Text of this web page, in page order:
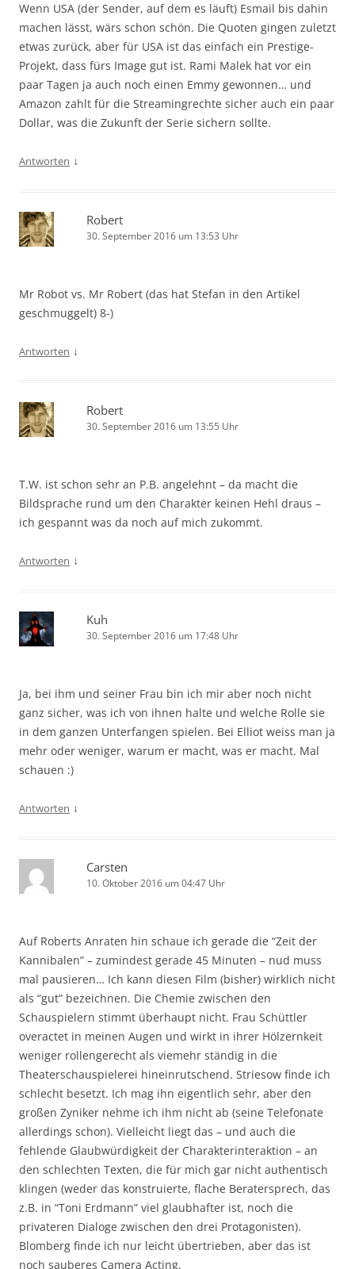
Wenn USA (der Sender, auf dem es läuft) Esmail bis dahin
machen lässt, wärs schon schön. Die Quoten gingen zuletzt
etwas zurück, aber für USA ist das einfach ein Prestige-
Projekt, dass fürs Image gut ist. Rami Malek hat vor ein
paar Tagen ja auch noch einen Emmy gewonnen… und
Amazon zahlt für die Streamingrechte sicher auch ein paar
Dollar, was die Zukunft der Serie sichern sollte.
Antworten ↓
Robert
30. September 2016 um 13:53 Uhr
Mr Robot vs. Mr Robert (das hat Stefan in den Artikel
geschmuggelt) 8-)
Antworten ↓
Robert
30. September 2016 um 13:55 Uhr
T.W. ist schon sehr an P.B. angelehnt – da macht die
Bildsprache rund um den Charakter keinen Hehl draus –
ich gespannt was da noch auf mich zukommt.
Antworten ↓
Kuh
30. September 2016 um 17:48 Uhr
Ja, bei ihm und seiner Frau bin ich mir aber noch nicht
ganz sicher, was ich von ihnen halte und welche Rolle sie
in dem ganzen Unterfangen spielen. Bei Elliot weiss man ja
mehr oder weniger, warum er macht, was er macht. Mal
schauen :)
Antworten ↓
Carsten
10. Oktober 2016 um 04:47 Uhr
Auf Roberts Anraten hin schaue ich gerade die “Zeit der
Kannibalen” – zumindest gerade 45 Minuten – nud muss
mal pausieren… Ich kann diesen Film (bisher) wirklich nicht
als “gut” bezeichnen. Die Chemie zwischen den
Schauspielern stimmt überhaupt nicht. Frau Schüttler
overactet in meinen Augen und wirkt in ihrer Hölzernkeit
weniger rollengerecht als viemehr ständig in die
Theaterschauspielerei hineinrutschend. Striesow finde ich
schlecht besetzt. Ich mag ihn eigentlich sehr, aber den
großen Zyniker nehme ich ihm nicht ab (seine Telefonate
allerdings schon). Vielleicht liegt das – und auch die
fehlende Glaubwürdigkeit der Charakterinteraktion – an
den schlechten Texten, die für mich gar nicht authentisch
klingen (weder das konstruierte, flache Beratersprech, das
z.B. in “Toni Erdmann” viel glaubhafter ist, noch die
privateren Dialoge zwischen den drei Protagonisten).
Blomberg finde ich nur leicht übertrieben, aber das ist
noch sauberes Camera Acting.